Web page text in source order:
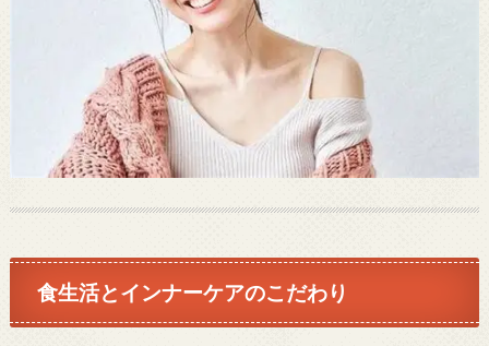
食生活とインナーケアのこだわり